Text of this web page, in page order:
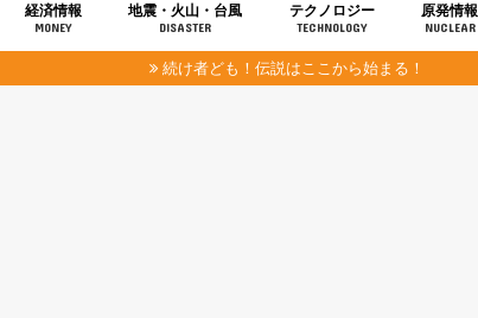
経済情報
MONEY
地震・火山・台風
DISASTER
テクノロジー
TECHNOLOGY
健康
宇宙
原発情報
NUCLEAR
続け者ども！伝説はここから始まる！